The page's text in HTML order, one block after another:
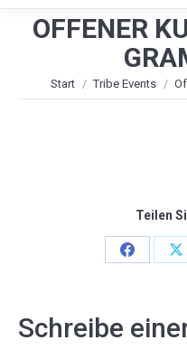
OFFENER
Sie befinden sich
Start Tribe Events
Teilen
Share
Facebook
Schreibe